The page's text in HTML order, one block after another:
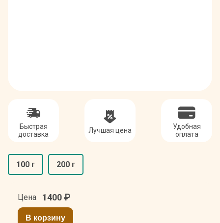
Быстрая
доставка
Лучшая цена
Удобная
оплата
100 г 200 г
Цена 1400 ₽
В корзину